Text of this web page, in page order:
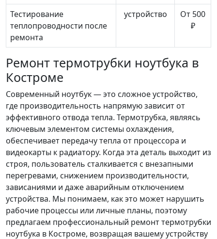
Тестирование
теплопроводности после
ремонта
устройство
От 500
₽
Ремонт термотрубки ноутбука в
Костроме
Современный ноутбук — это сложное устройство,
где производительность напрямую зависит от
эффективного отвода тепла. Термотрубка, являясь
ключевым элементом системы охлаждения,
обеспечивает передачу тепла от процессора и
видеокарты к радиатору. Когда эта деталь выходит из
строя, пользователь сталкивается с внезапными
перегревами, снижением производительности,
зависаниями и даже аварийным отключением
устройства. Мы понимаем, как это может нарушить
рабочие процессы или личные планы, поэтому
предлагаем профессиональный ремонт термотрубки
ноутбука в Костроме, возвращая вашему устройству